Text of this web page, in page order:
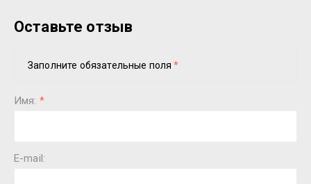
Оставьте отзыв
Заполните обязательные поля*
Имя: *
E-mail: